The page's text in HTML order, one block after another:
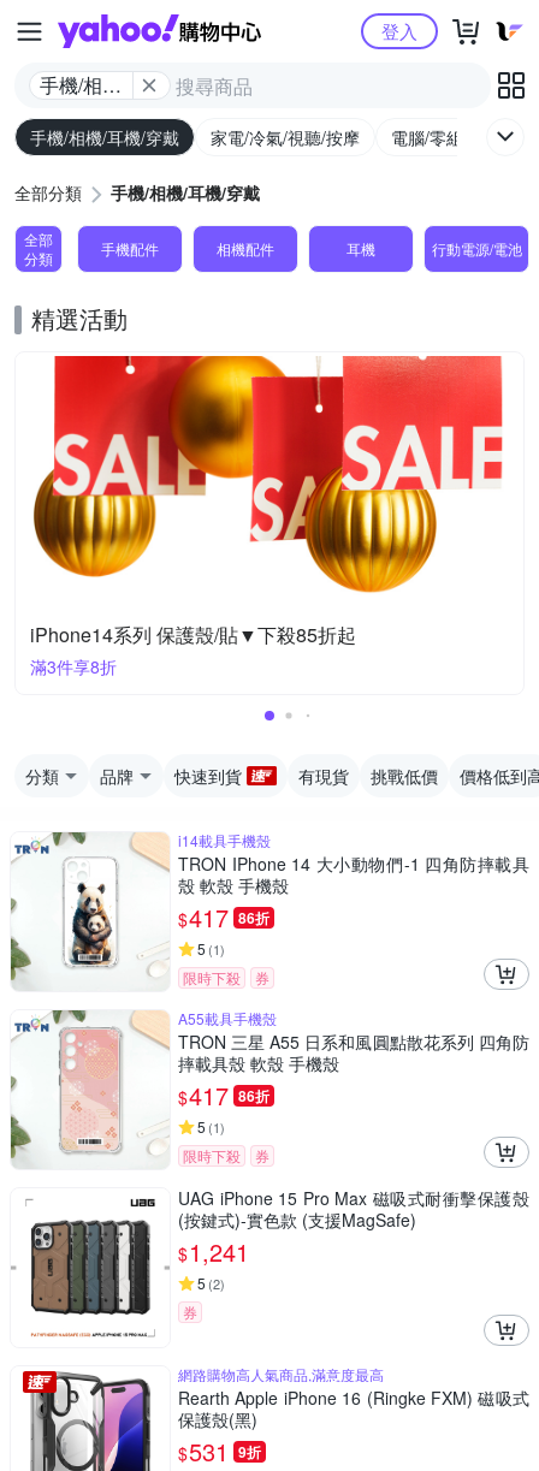
Yahoo購物中心
手機/相機/
耳機/穿戴
登入
手機/相機/耳機/穿戴 家電/冷氣/視聽/按摩 電腦/零組件/週邊/
全部分類 手機/相機/耳機/穿戴
全部
分類
手機配件 相機配件 耳機 行動電源/電池
精選活動
iPhone14系列 保護殼/貼▼下殺85折起
滿3件享8折
分類 品牌 快速到貨 有現貨 挑戰低價 價格低到
i14載具手機殼
TRON IPhone 14 大小動物們-1 四角防摔載具
殼 軟殼 手機殼
$417 86折
5 (1)
限時下殺
券
A55載具手機殼
TRON 三星 A55 日系和風圓點散花系列 四角防
摔載具殼 軟殼 手機殼
$417 86折
5 (1)
限時下殺 券
UAG iPhone 15 Pro Max 磁吸式耐衝擊保護殼
(按鍵式)-實色款 (支援MagSafe)
$1,241
5 (2)
券
網路購物高人氣商品,滿意度最高
Rearth Apple iPhone 16 (Ringke FXM) 磁吸式
保護殼(黑)
$531 9折